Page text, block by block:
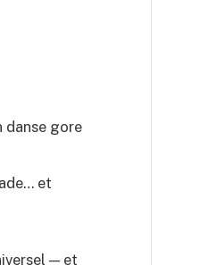
danse gore
et
— et